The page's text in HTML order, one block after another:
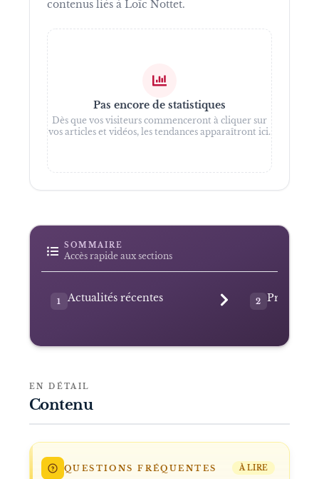
contenus liés à Loïc Nottet.
Pas encore de statistiques
Dès que vos visiteurs commenceront à cliquer sur
vos articles et vidéos, les tendances apparaîtront ici.
SOMMAIRE
Accès rapide aux sections
1 Actualités récentes 2
EN DÉTAIL
Contenu
QUESTIONS FRÉQUENTES À LIRE